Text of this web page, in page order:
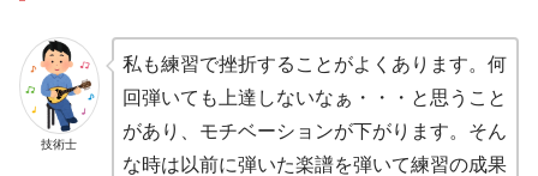
技術士
私も練習で挫折することがよくあります。何
回弾いても上達しないなぁ・・・と思うこと
があり、モチベーションが下がります。そん
な時は以前に弾いた楽譜を弾いて練習の成果